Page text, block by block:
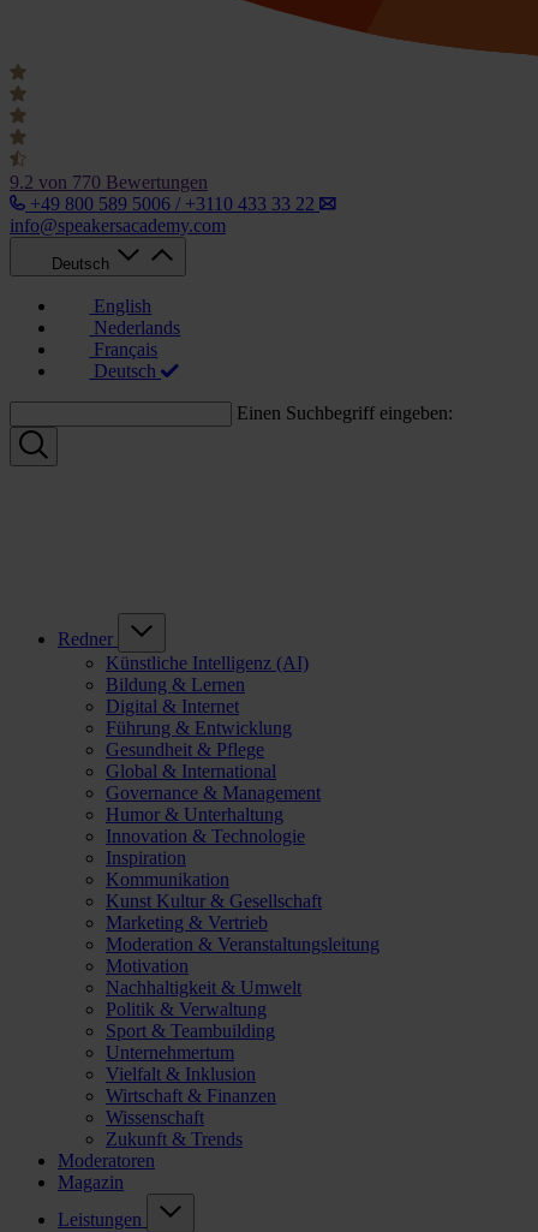
9.2 von 770 Bewertungen
+49 800 589 5006 / +3110 433 33 22
info@speakersacademy.com
Deutsch
English
Nederlands
Français
Deutsch
Einen Suchbegriff eingeben:
Redner
Künstliche Intelligenz (AI)
Bildung & Lernen
Digital & Internet
Führung & Entwicklung
Gesundheit & Pflege
Global & International
Governance & Management
Humor & Unterhaltung
Innovation & Technologie
Inspiration
Kommunikation
Kunst Kultur & Gesellschaft
Marketing & Vertrieb
Moderation & Veranstaltungsleitung
Motivation
Nachhaltigkeit & Umwelt
Politik & Verwaltung
Sport & Teambuilding
Unternehmertum
Vielfalt & Inklusion
Wirtschaft & Finanzen
Wissenschaft
Zukunft & Trends
Moderatoren
Magazin
Leistungen